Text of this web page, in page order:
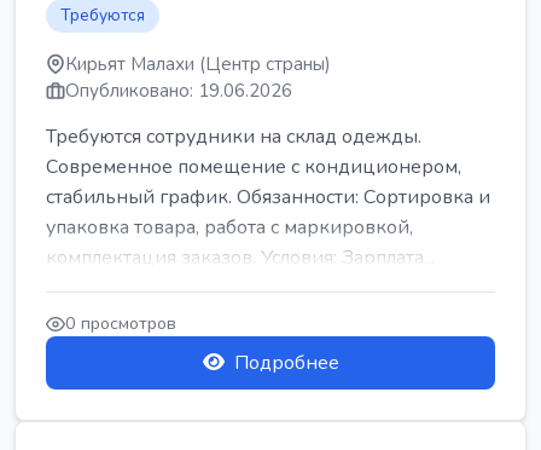
Требуются
Кирьят Малахи (Центр страны)
Опубликовано: 19.06.2026
Требуются сотрудники на склад одежды.
Современное помещение с кондиционером,
стабильный график. Обязанности: Сортировка и
упаковка товара, работа с маркировкой,
комплектация заказов. Условия: Зарплата...
0 просмотров
Подробнее